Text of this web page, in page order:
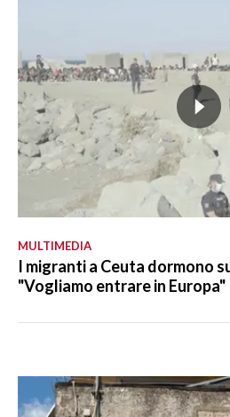
MULTIMEDIA
I migranti a Ceuta dormono
"Vogliamo entrare in Europa"